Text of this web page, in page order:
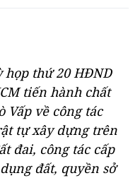
thứ 20 HĐND
tiến hành chất
Vấp về công tác
tự xây dựng trên
đai, công tác cấp
đất, quyền sở